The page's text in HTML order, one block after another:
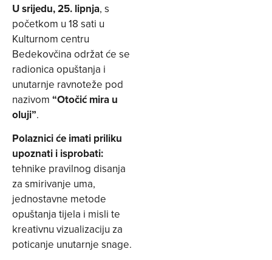
U srijedu, 25. lipnja, s
početkom u 18 sati u
Kulturnom centru
Bedekovčina održat će se
radionica opuštanja i
unutarnje ravnoteže pod
nazivom “Otočić mira u
oluji”.
Polaznici će imati priliku
upoznati i isprobati:
tehnike pravilnog disanja
za smirivanje uma,
jednostavne metode
opuštanja tijela i misli te
kreativnu vizualizaciju za
poticanje unutarnje snage.